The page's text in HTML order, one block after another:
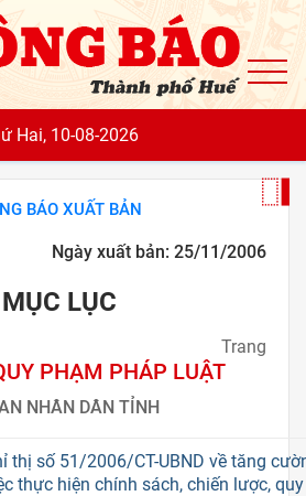
Hai, 10-08-2026
BÁO XUẤT BẢN
Ngày xuất bản: 25/11/2006
MỤC LỤC
Trang
PHẠM PHÁP LUẬT
NHÂN DÂN TỈNH
thị số 51/2006/CT-UBND về tăng
thực hiện chính sách, chiến lược,